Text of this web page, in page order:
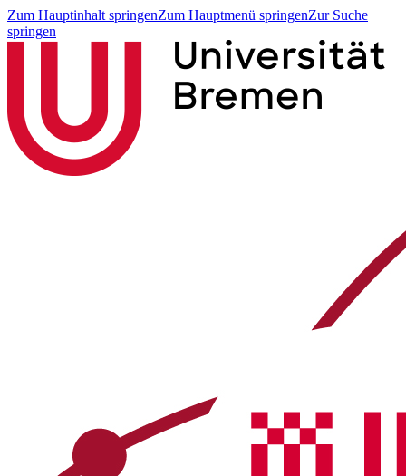
Zum Hauptinhalt springenZum Hauptmenü springenZur Suche
springen